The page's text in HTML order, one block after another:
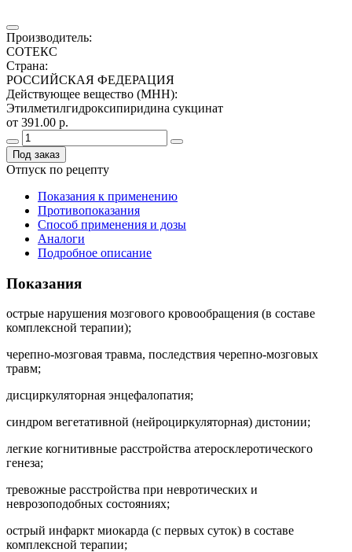
Производитель:
СОТЕКС
Страна:
РОССИЙСКАЯ ФЕДЕРАЦИЯ
Действующее вещество (МНН):
Этилметилгидроксипиридина сукцинат
от 391.00 р.
Под заказ
Отпуск по рецепту
Показания к применению
Противопоказания
Способ применения и дозы
Аналоги
Подробное описание
Показания
острые нарушения мозгового кровообращения (в составе
комплексной терапии);
черепно-мозговая травма, последствия черепно-мозговых
травм;
дисциркуляторная энцефалопатия;
синдром вегетативной (нейроциркуляторная) дистонии;
легкие когнитивные расстройства атеросклеротического
генеза;
тревожные расстройства при невротических и
неврозоподобных состояниях;
острый инфаркт миокарда (с первых суток) в составе
комплексной терапии;